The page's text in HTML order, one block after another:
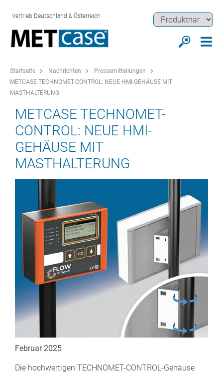
Vertrieb Deutschland & Österreich
Startseite Nachrichten
Pressemitteilungen
METCASE TECHNOMET-CONTROL: NEUE HMI-GEHÄUSE MIT
MASTHALTERUNG
METCASE TECHNOMET-
CONTROL: NEUE HMI-
GEHÄUSE MIT
MASTHALTERUNG
Februar 2025
Die hochwertigen TECHNOMET-CONTROL-Gehäuse